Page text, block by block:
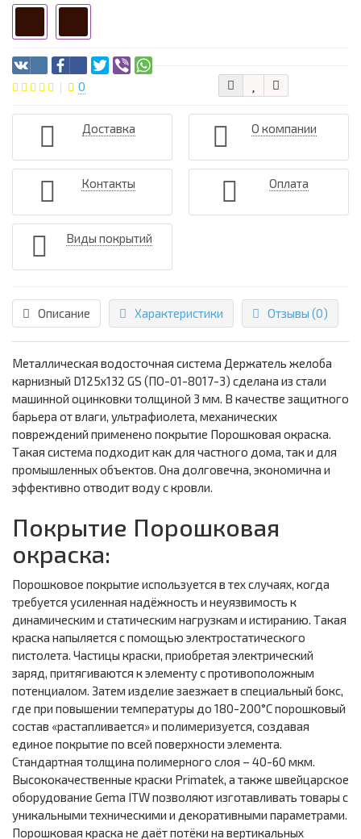
0
Доставка О компании
Контакты Оплата
Виды покрытий
Описание Характеристики Отзывы (0)
Металлическая водосточная система Держатель желоба
карнизный D125х132 GS (ПО-01-8017-3) сделана из стали
машинной оцинковки толщиной 3 мм. В качестве защитного
барьера от влаги, ультрафиолета, механических
повреждений применено покрытие Порошковая окраска.
Такая система подходит как для частного дома, так и для
промышленных объектов. Она долговечна, экономична и
эффективно отводит воду с кровли.
Покрытие Порошковая
окраска:
Порошковое покрытие используется в тех случаях, когда
требуется усиленная надёжность и неуязвимость к
динамическим и статическим нагрузкам и истиранию. Такая
краска напыляется с помощью электростатического
пистолета. Частицы краски, приобретая электрический
заряд, притягиваются к элементу с противоположным
потенциалом. Затем изделие заезжает в специальный бокс,
где при повышении температуры до 180-200°С порошковый
состав «растапливается» и полимеризуется, создавая
единое покрытие по всей поверхности элемента.
Стандартная толщина полимерного слоя – 40-60 мкм.
Высококачественные краски Primatek, а также швейцарское
оборудование Gema ITW позволяют изготавливать товары с
уникальными техническими и декоративными параметрами.
Порошковая краска не даёт потёки на вертикальных